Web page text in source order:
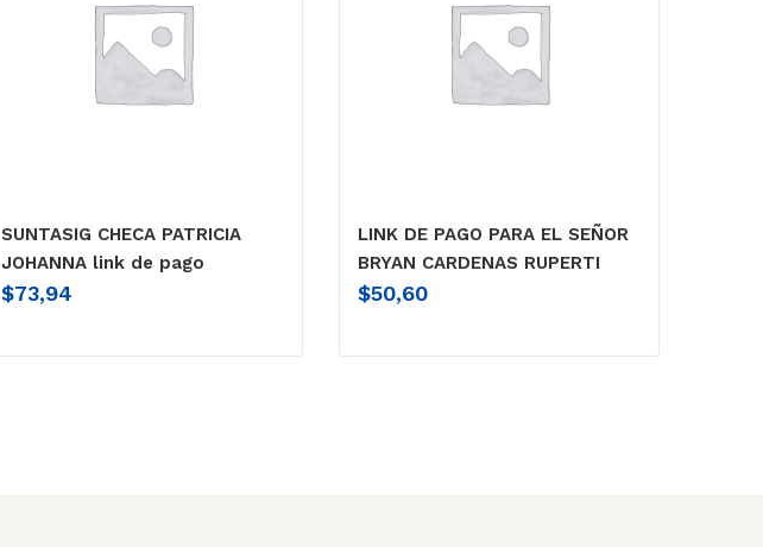
SUNTASIG CHECA PATRICIA
JOHANNA link de pago
$73,94
LINK DE PAGO PARA EL SEÑOR
BRYAN CARDENAS RUPERTI
$50,60